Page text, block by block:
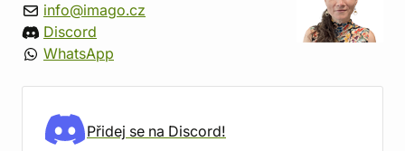
info@imago.cz
Discord
WhatsApp
Přidej se na Discord!